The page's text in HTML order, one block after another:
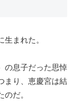
まれた。
の息子だった思悼
まり、恵慶宮は結
だ。